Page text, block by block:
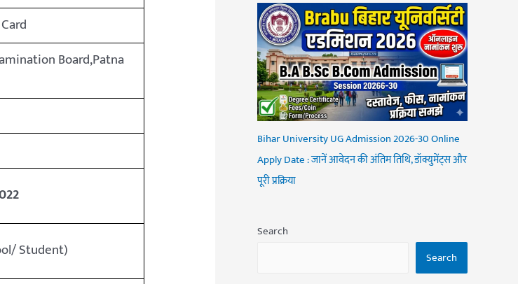
Board,Patna
Student)
Bihar University UG Admission 2026-30 Online
Apply Date : जानें आवेदन की अंतिम तिथि, डॉक्युमेंट्स और
पूरी प्रक्रिया
Search
Search